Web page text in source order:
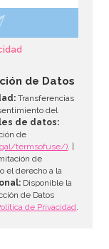
de Datos
Transferencias
del
de datos:
de
termsofuse/). |
de
el derecho a la
Disponible la
de Datos
de Privacidad.